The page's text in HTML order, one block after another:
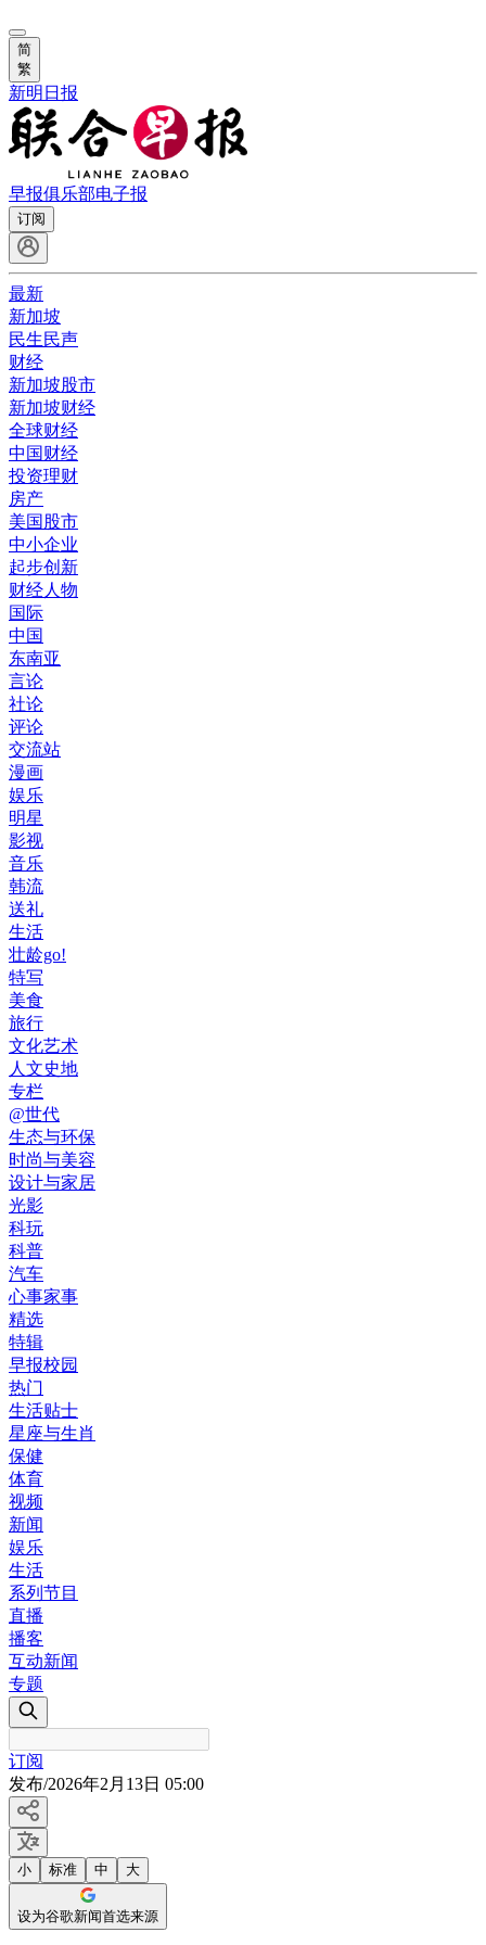
简
繁
新明日报
早报俱乐部电子报
订阅
最新
新加坡
民生民声
财经
新加坡股市
新加坡财经
全球财经
中国财经
投资理财
房产
美国股市
中小企业
起步创新
财经人物
国际
中国
东南亚
言论
社论
评论
交流站
漫画
娱乐
明星
影视
音乐
韩流
送礼
生活
壮龄go!
特写
美食
旅行
文化艺术
人文史地
专栏
@世代
生态与环保
时尚与美容
设计与家居
光影
科玩
科普
汽车
心事家事
精选
特辑
早报校园
热门
生活贴士
星座与生肖
保健
体育
视频
新闻
娱乐
生活
系列节目
直播
播客
互动新闻
专题
订阅
发布/2026年2月13日 05:00
小 标准 中 大
设为谷歌新闻首选来源